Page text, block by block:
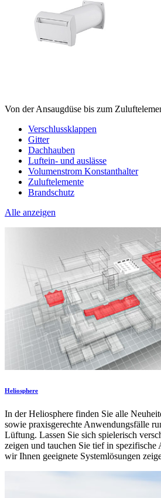
Von der Ansaugdüse bis zum
Verschlussklappen
Gitter
Dachhauben
Luftein- und auslässe
Volumenstrom Konstanthalter
Zuluftelemente
Brandschutz
Alle anzeigen
Heliosphere
In der Heliosphere finden Sie alle
sowie praxisgerechte Anwendungsfälle
Lüftung. Lassen Sie sich spielerisch
zeigen und tauchen Sie tief in
wir Ihnen geeignete Systemlösungen